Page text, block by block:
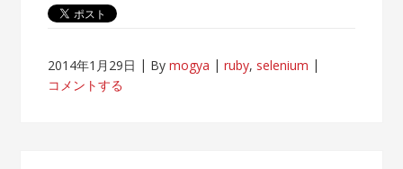
2014年1月29日 Bymogya ruby, selenium
コメントする